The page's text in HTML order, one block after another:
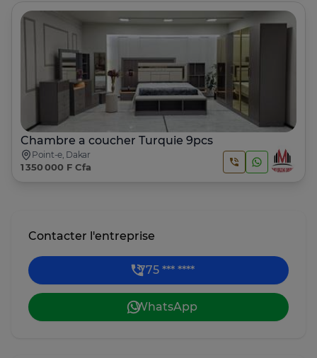
Chambre a coucher Turquie 9pcs
Point-e, Dakar
1 350 000 F Cfa
Contacter l'entreprise
775 *** ****
WhatsApp